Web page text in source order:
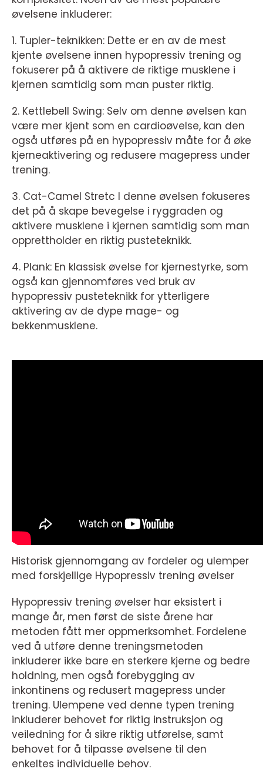
øvelsene inkluderer:
1. Tupler-teknikken: Dette er en av de mest
kjente øvelsene innen hypopressiv trening og
fokuserer på å aktivere de riktige musklene i
kjernen samtidig som man puster riktig.
2. Kettlebell Swing: Selv om denne øvelsen kan
være mer kjent som en cardioøvelse, kan den
også utføres på en hypopressiv måte for å øke
kjerneaktivering og redusere magepress under
trening.
3. Cat-Camel Stretc I denne øvelsen fokuseres
det på å skape bevegelse i ryggraden og
aktivere musklene i kjernen samtidig som man
opprettholder en riktig pusteteknikk.
4. Plank: En klassisk øvelse for kjernestyrke, som
også kan gjennomføres ved bruk av
hypopressiv pusteteknikk for ytterligere
aktivering av de dype mage- og
bekkenmusklene.
Historisk gjennomgang av fordeler og ulemper
med forskjellige Hypopressiv trening øvelser
Hypopressiv trening øvelser har eksistert i
mange år, men først de siste årene har
metoden fått mer oppmerksomhet. Fordelene
ved å utføre denne treningsmetoden
inkluderer ikke bare en sterkere kjerne og bedre
holdning, men også forebygging av
inkontinens og redusert magepress under
trening. Ulempene ved denne typen trening
inkluderer behovet for riktig instruksjon og
veiledning for å sikre riktig utførelse, samt
behovet for å tilpasse øvelsene til den
enkeltes individuelle behov.